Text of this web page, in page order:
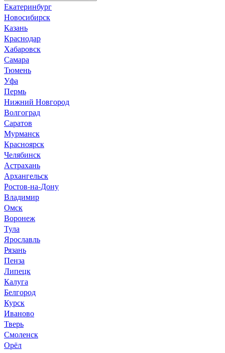
Екатеринбург
Новосибирск
Казань
Краснодар
Хабаровск
Самара
Тюмень
Уфа
Пермь
Нижний Новгород
Волгоград
Саратов
Мурманск
Красноярск
Челябинск
Астрахань
Архангельск
Ростов-на-Дону
Владимир
Омск
Воронеж
Тула
Ярославль
Рязань
Пенза
Липецк
Калуга
Белгород
Курск
Иваново
Тверь
Смоленск
Орёл